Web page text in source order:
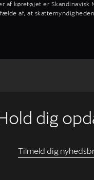
af køretøjet er
af, at
dig
Tilmeld dig